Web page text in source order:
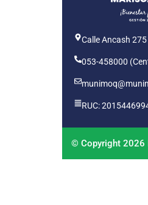
Calle Ancash
053-458000
RUC:
© Copyright 2026